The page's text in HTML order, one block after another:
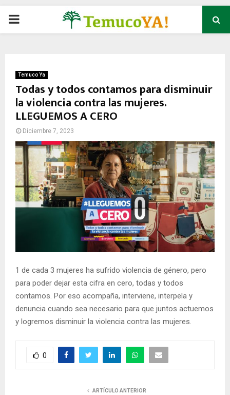
P
M
A
R
Y
N
U
Temuco Ya
Todas y todos contamos para disminuir
la violencia contra las mujeres.
LLEGUEMOS A CERO
Diciembre 7, 2023
1 de cada 3 mujeres ha sufrido violencia de género, pero
para poder dejar esta cifra en cero, todas y todos
contamos. Por eso acompaña, interviene, interpela y
denuncia cuando sea necesario para que juntos actuemos
y logremos disminuir la violencia contra las mujeres.
0
ARTÍCULO ANTERIOR